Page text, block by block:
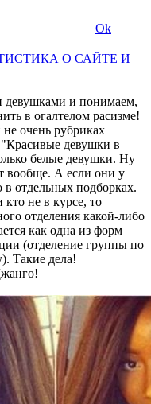
Ok
О САЙТЕ И
девушками и понимаем,
в огалтелом расизме!
очень рубриках
девушки в
белые девушки. Ну
вообще. А если они у
в отдельных подборках.
не в курсе, то
отделения какой-либо
как одна из форм
(отделение группы по
Такие дела!